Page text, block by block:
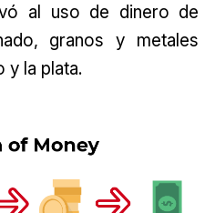
al uso de dinero de
granos y metales
la plata.